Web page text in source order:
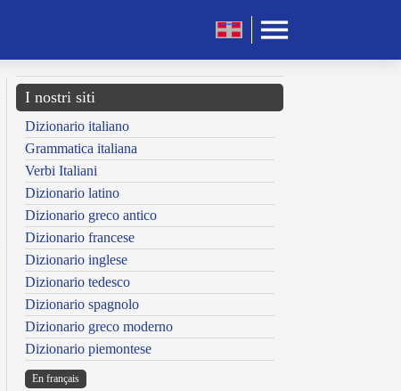
I nostri siti
Dizionario italiano
Grammatica italiana
Verbi Italiani
Dizionario latino
Dizionario greco antico
Dizionario francese
Dizionario inglese
Dizionario tedesco
Dizionario spagnolo
Dizionario greco moderno
Dizionario piemontese
En français